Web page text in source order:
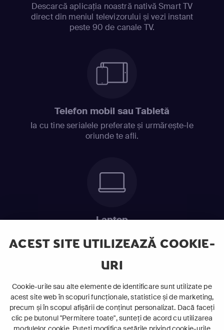
ACEST SITE UTILIZEAZĂ COOKIE-
URI
Cookie-urile sau alte elemente de identificare sunt utilizate pe
acest site web în scopuri funcționale, statistice și de marketing,
precum și în scopul afișării de conținut personalizat. Dacă faceți
clic pe butonul "Permitere toate", sunteți de acord cu utilizarea
Descarcă aplicația noastră nativă Smart TV
direct din meniul televizorului și vezi instant
peste 90 de canale TV.
Telefon mobil sau Tabletă
Ia cu tine serialele preferate și urmărește-le
oriunde te afli.
Laptop
ABONEAZĂ-TE ACUM
Cerințe de sistem